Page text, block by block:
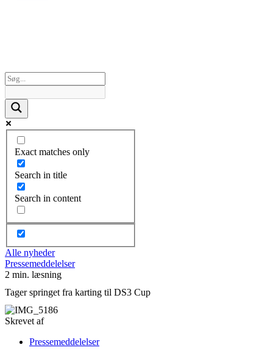
Exact matches only
Search in title
Search in content
Alle nyheder
Pressemeddelelser
2 min. læsning
Tager springet fra karting til DS3 Cup
Skrevet af
Pressemeddelelser